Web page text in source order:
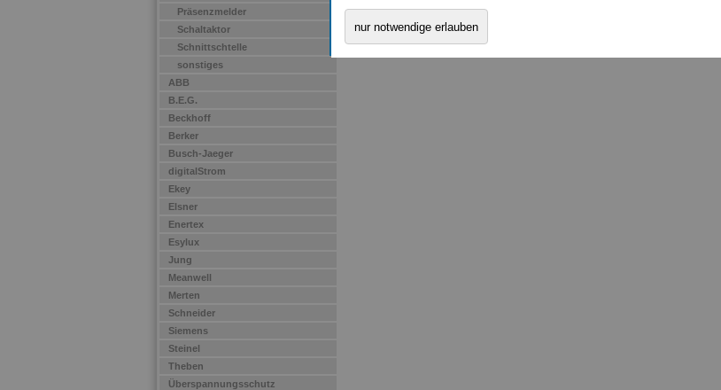
nur notwendige erlauben
Präsenzmelder
Schaltaktor
Schnittschtelle
sonstiges
ABB
B.E.G.
Beckhoff
Berker
Busch-Jaeger
digitalStrom
Ekey
Elsner
Enertex
Esylux
Jung
Meanwell
Merten
Schneider
Siemens
Steinel
Theben
Überspannungsschutz